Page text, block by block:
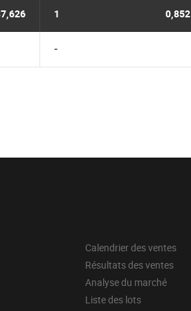
1 0,852
-
Calendrier des ventes
Résultats des ventes
Analyse du marché
Liste des lots